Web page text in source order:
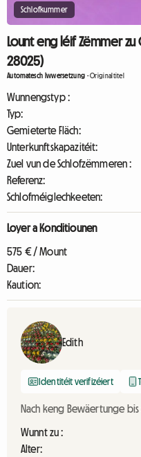
Schlofkummer
Lount eng léif Zëmmer
28025)
Automatesch Iwwersetzung -Originaltitel
Wunnengstyp :
Typ:
Gemieterte Fläch:
Unterkunftskapazitéit:
Zuel vun de Schlofzëmmeren :
Referenz:
Schlofméiglechkeeten:
Loyer a Konditiounen
575 € / Mount
Dauer:
Kaution:
Edith
Identitéit verifizéiert
Nach keng Bewäertunge
Wunnt zu :
Alter: